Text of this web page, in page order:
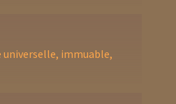
universelle, immuable,